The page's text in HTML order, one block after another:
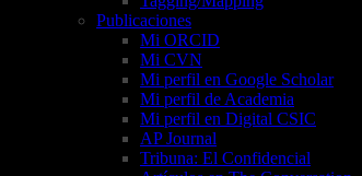
Publicaciones
Mi ORCID
Mi CVN
Mi perfil en Google Scholar
Mi perfil de Academia
Mi perfil en Digital CSIC
AP Journal
Tribuna: El Confidencial